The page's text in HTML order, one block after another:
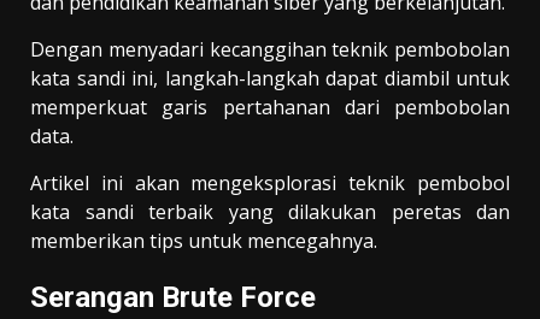
Dengan menyadari kecanggihan teknik pembobolan
kata sandi ini, langkah-langkah dapat diambil untuk
memperkuat garis pertahanan dari pembobolan
data.
Artikel ini akan mengeksplorasi teknik pembobol
kata sandi terbaik yang dilakukan peretas dan
memberikan tips untuk mencegahnya.
Serangan Brute Force